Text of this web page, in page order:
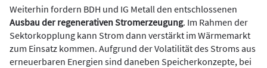
Weiterhin fordern BDH und IG Metall den entschlossenen
Ausbau der regenerativen Stromerzeugung. Im Rahmen der
Sektorkopplung kann Strom dann verstärkt im Wärmemarkt
zum Einsatz kommen. Aufgrund der Volatilität des Stroms aus
erneuerbaren Energien sind daneben Speicherkonzepte, bei